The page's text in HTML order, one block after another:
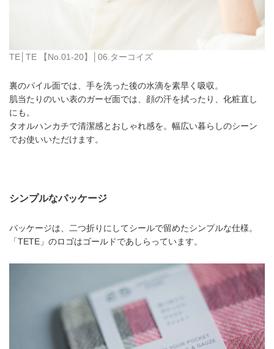
TE│TE 【No.01-20】│06.ターコイズ
裏のパイル面では、手を洗った後の水滴を素早く吸収。
肌当たりのいい表のガーゼ面では、顔の汗を拭ったり、化粧直し
にも。
タオルハンカチで清潔感とおしゃれ感を。幅広い暮らしのシーン
でお使いいただけます。
シンプルなパッケージ
パッケージは、二つ折りにしてシールで留めたシンプルな仕様。
「TETE」のロゴはゴールドであしらっています。